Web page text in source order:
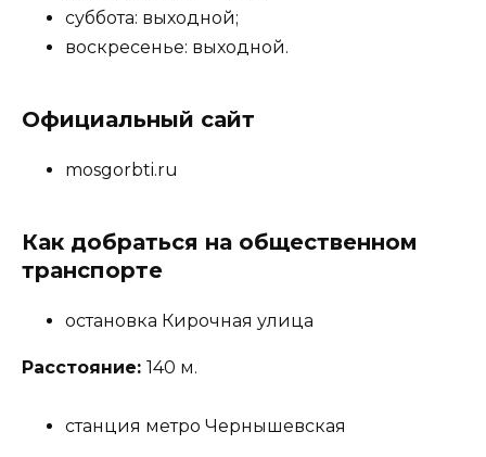
суббота: выходной;
воскресенье: выходной.
Официальный сайт
mosgorbti.ru
Как добраться на общественном
транспорте
остановка Кирочная улица
Расстояние: 140 м.
станция метро Чернышевская